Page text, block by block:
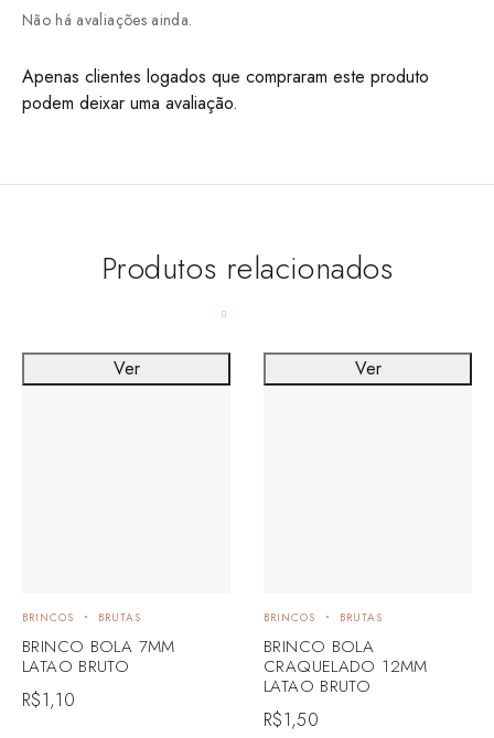
Não há avaliações ainda.
Apenas clientes logados que compraram este produto
podem deixar uma avaliação.
Produtos relacionados
BRINCOS BRUTAS
BRINCO BOLA 7MM
LATAO BRUTO
R$1,10
Ver
BRINCOS BRUTAS
BRINCO BOLA
CRAQUELADO 12MM
LATAO BRUTO
R$1,50
Ver